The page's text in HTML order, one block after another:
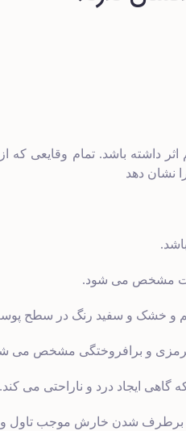
داشته باشد. تمام وقایعی
نشان دهد
مشخص می شود.
و خشک و سفید رنگ در سطح
قرمزی و برافروختگی مشخص می
ایجاد درد و ناراحتی می کند.
برطرف شدن خارش موجب تاول